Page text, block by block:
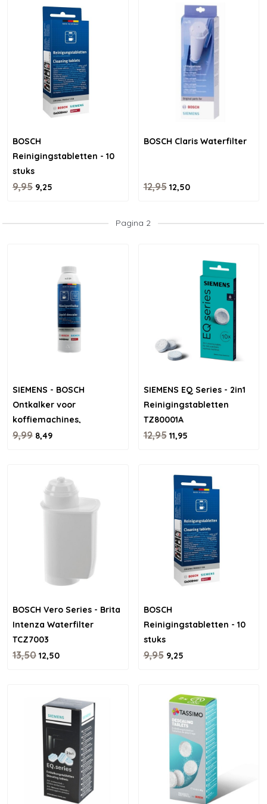
BOSCH
Reinigingstabletten - 10
stuks
9,95 9,25
BOSCH Claris Waterfilter
12,9512,50
Pagina 2
SIEMENS - BOSCH
Ontkalker voor
koffiemachines,
waterkokers en
9,99 8,49
SIEMENS EQ Series - 2in1
Reinigingstabletten
TZ80001A
12,9511,95
BOSCH Vero Series - Brita
Intenza Waterfilter
TCZ7003
13,50 12,50
BOSCH
Reinigingstabletten - 10
stuks
9,959,25